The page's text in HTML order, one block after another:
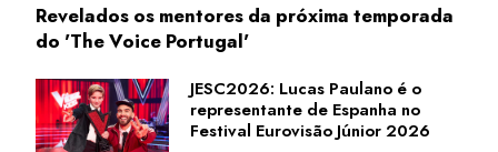
Revelados os mentores da próxima temporada
do 'The Voice Portugal'
JESC2026: Lucas Paulano é o
representante de Espanha no
Festival Eurovisão Júnior 2026